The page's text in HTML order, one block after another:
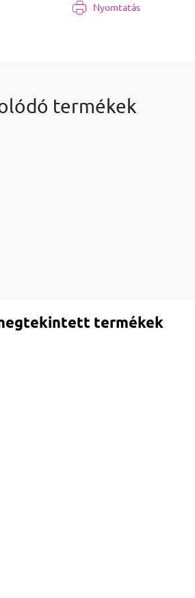
Nyomtatás
termékek
termékek